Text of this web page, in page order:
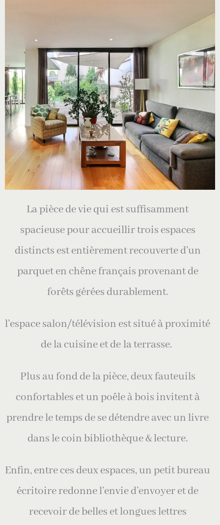
La pièce de vie qui est suffisamment
spacieuse pour accueillir trois espaces
distincts est entièrement recouverte d’un
parquet en chêne français provenant de
forêts gérées durablement.
l’espace salon/télévision est situé à proximité
de la cuisine et de la terrasse.
Plus au fond de la pièce, deux fauteuils
confortables et un poêle à bois invitent à
prendre le temps de se détendre avec un livre
dans le coin bibliothèque & lecture.
Enfin, entre ces deux espaces, un petit bureau
écritoire redonne l’envie d’envoyer et de
recevoir de belles et longues lettres